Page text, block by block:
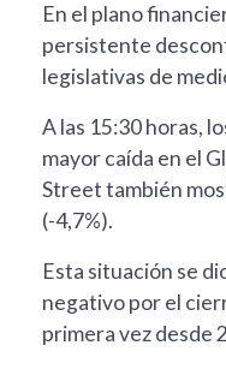
En el plano
persistente
legislativas de
A las 15:30 horas,
mayor caída en el
Street también
(-4,7%).
Esta situación se
negativo por el
primera vez desde